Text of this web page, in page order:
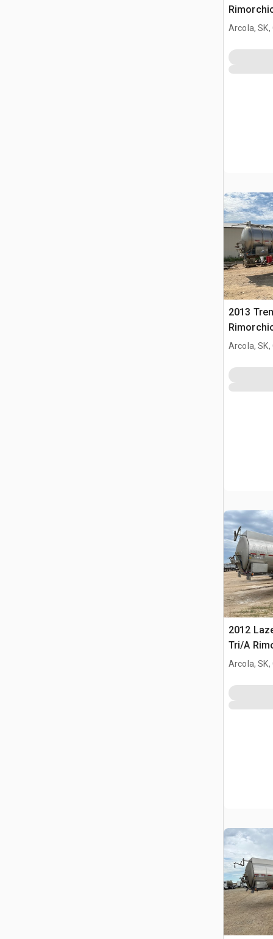
Arcola, SK,
2013
Arcola, SK,
2012
Tri/A
Arcola, SK,